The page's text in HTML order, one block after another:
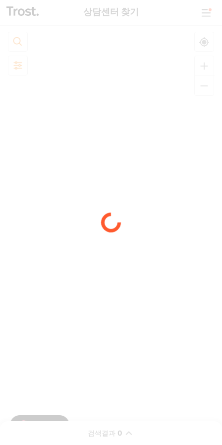
상담센터 찾기
검색결과 0